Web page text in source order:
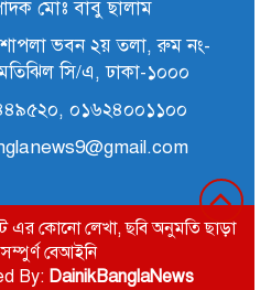
অতিরিক্ত পুলিশ সুপার (সদর
মোহাম্মদ সাইফুল মালিক আর
সীমান্তে বিজিবির অভিযানে ২
মোঃ বাবু ছালাম
শাপলা ভবন ২য় তলা, রুম নং-
সি/এ, ঢাকা-১০০০
০১৬২৪০০১১০০
এর কোনো লেখা, ছবি অনুমতি ছাড়া
বেআইনি
By: DainikBanglaNews